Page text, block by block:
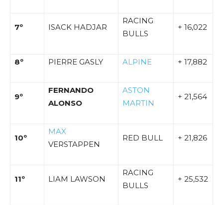
7º ISACK HADJAR
RACING
BULLS
+ 16,022
8º PIERRE GASLY ALPINE + 17,882
9º
FERNANDO
ALONSO
ASTON
MARTIN
+ 21,564
10º
MAX
VERSTAPPEN
RED BULL + 21,826
11º LIAM LAWSON
RACING
BULLS
+ 25,532